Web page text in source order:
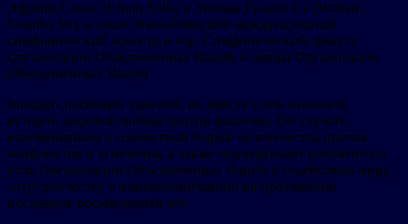
Эфраин Солис (Efraín Solís) и Уильям Гуанбо Су (William
Guanbo Su), а также Нью-Йоркский международный
симфонический оркестр и хор, Симфонический оркестр
Организации Объединенных Наций и певцы Организации
Объединенных Наций.
Концерт посвящен тяжелой, но вместе с тем значимой
истории мировой войны против фашизма. Он служит
напоминанием о совместной борьбе человечества против
конфликтов и угнетения, а также подчеркивает неизменную
роль Организации Объединенных Наций в содействии миру,
сотрудничеству и взаимопониманию на протяжении
последних восьмидесяти лет.